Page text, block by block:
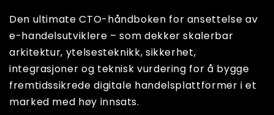
Den ultimate CTO-håndboken for ansettelse av
e-handelsutviklere – som dekker skalerbar
arkitektur, ytelsesteknikk, sikkerhet,
integrasjoner og teknisk vurdering for å bygge
fremtidssikrede digitale handelsplattformer i et
marked med høy innsats.